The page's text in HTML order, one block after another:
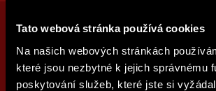
Tato webová stránka používá cookies
Na našich webových stránkách
které jsou nezbytné k jejich správnému
poskytování služeb, které jste si